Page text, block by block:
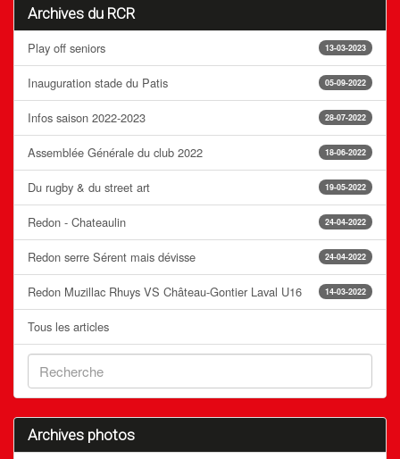
Archives du RCR
13-03-2023
Play off seniors
05-09-2022
Inauguration stade du Patis
28-07-2022
Infos saison 2022-2023
18-06-2022
Assemblée Générale du club 2022
19-05-2022
Du rugby & du street art
24-04-2022
Redon - Chateaulin
24-04-2022
Redon serre Sérent mais dévisse
14-03-2022
Redon Muzillac Rhuys VS Château-Gontier Laval U16
Tous les articles
Archives photos